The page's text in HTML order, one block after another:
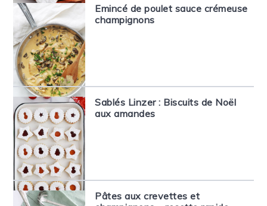
Emincé de poulet sauce crémeuse
champignons
Sablés Linzer : Biscuits de Noël
aux amandes
Pâtes aux crevettes et